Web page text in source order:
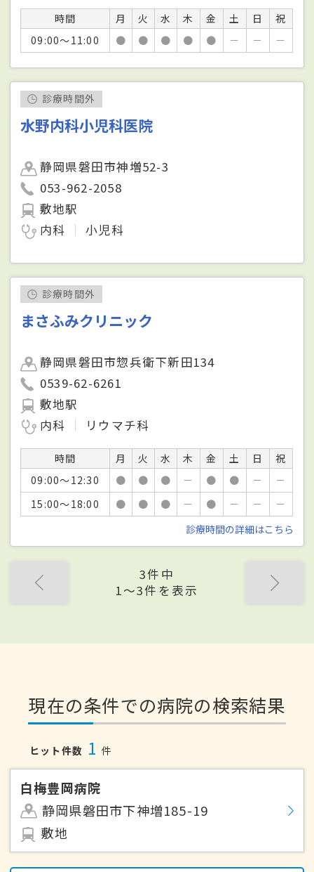
時間 月 火 水 木 金 土 日
祝
09:00～11:00
● ● ● ● ● － － －
診療時間外
水野内科小児科医院
静岡県磐田市神増52-3
053-962-2058
敷地駅
内科
小児科
診療時間外
まさふみクリニック
静岡県磐田市惣兵衛下新田134
0539-62-6261
敷地駅
内科
リウマチ科
時間 月 火 水 木 金 土 日
祝
09:00～12:30
● ● ● － ● ● －
－
15:00～18:00
● ● ● － ● － －
－
診療時間の詳細はこちら
3件中
1〜3件を表示
現在の条件での病院の検索結果
ヒット件数 1 件
白梅豊岡病院
静岡県磐田市下神増185-19
敷地